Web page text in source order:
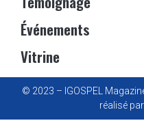
Événements
Vitrine
© 2023 – IGOSPEL
réalisé par